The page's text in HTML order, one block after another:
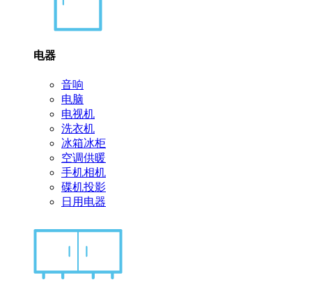
电器
音响
电脑
电视机
洗衣机
冰箱冰柜
空调供暖
手机相机
碟机投影
日用电器